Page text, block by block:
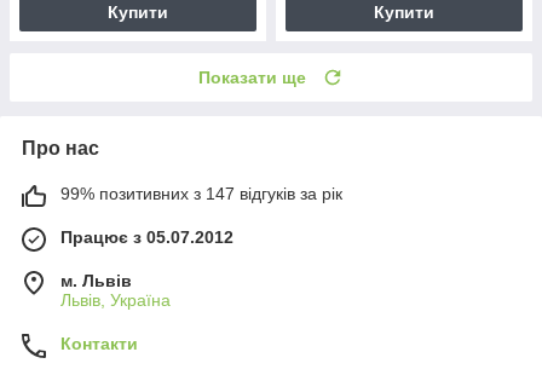
Купити Купити
Показати ще
Про нас
99% позитивних з 147 відгуків за рік
Працює з 05.07.2012
м. Львів
Львів, Україна
Контакти